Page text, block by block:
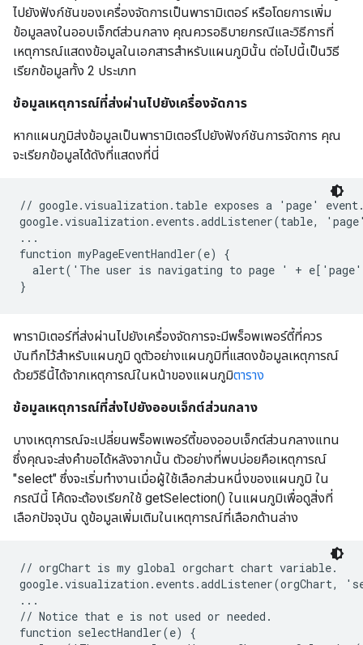
ไปยังฟังก์ชันของเครื่องจัดการเป็นพารามิเตอร์ หรือโดยการเพิ่ม
ข้อมูลลงในออบเจ็กต์ส่วนกลาง คุณควรอธิบายกรณีและวิธีการที่
เหตุการณ์แสดงข้อมูลในเอกสารสำหรับแผนภูมินั้น ต่อไปนี้เป็นวิธี
เรียกข้อมูลทั้ง 2 ประเภท
ข้อมูลเหตุการณ์ที่ส่งผ่านไปยังเครื่องจัดการ
หากแผนภูมิส่งข้อมูลเป็นพารามิเตอร์ไปยังฟังก์ชันการจัดการ คุณ
จะเรียกข้อมูลได้ดังที่แสดงที่นี่
// google.visualization.table exposes a 'page'
google.visualization.events.addListener(table,
...
function myPageEventHandler(e) {
alert('The user is navigating to page ' +
}
พารามิเตอร์ที่ส่งผ่านไปยังเครื่องจัดการจะมีพร็อพเพอร์ตี้ที่ควร
บันทึกไว้สำหรับแผนภูมิ ดูตัวอย่างแผนภูมิที่แสดงข้อมูลเหตุการณ์
ด้วยวิธีนี้ได้จากเหตุการณ์ในหน้าของแผนภูมิตาราง
ข้อมูลเหตุการณ์ที่ส่งไปยังออบเจ็กต์ส่วนกลาง
บางเหตุการณ์จะเปลี่ยนพร็อพเพอร์ตี้ของออบเจ็กต์ส่วนกลางแทน
ซึ่งคุณจะส่งคำขอได้หลังจากนั้น ตัวอย่างที่พบบ่อยคือเหตุการณ์
"select" ซึ่งจะเริ่มทำงานเมื่อผู้ใช้เลือกส่วนหนึ่งของแผนภูมิ ใน
กรณีนี้ โค้ดจะต้องเรียกใช้ getSelection() ในแผนภูมิเพื่อดูสิ่งที่
เลือกปัจจุบัน ดูข้อมูลเพิ่มเติมในเหตุการณ์ที่เลือกด้านล่าง
// orgChart is my global orgchart chart variable.
google.visualization.events.addListener(orgChart,
...
// Notice that e is not used or needed.
function selectHandler(e) {